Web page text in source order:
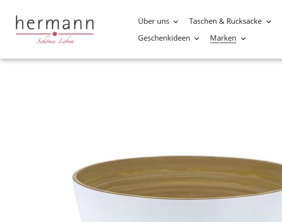
Direkt
Über uns Taschen & Rucksäcke
Geschenkideen
Marken